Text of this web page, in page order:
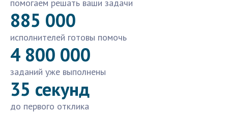
помогаем решать ваши задачи
885 000
исполнителей готовы помочь
4 800 000
заданий уже выполнены
35 секунд
до первого отклика